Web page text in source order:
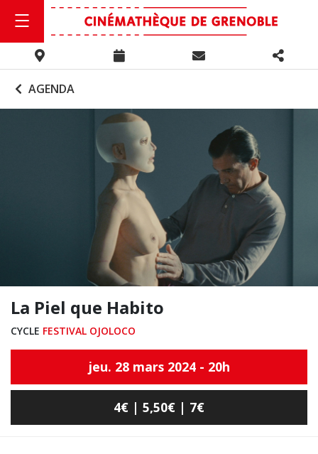
AGENDA
La Piel que Habito
CYCLE FESTIVAL OJOLOCO
jeu. 28 mars 2024 - 20h
4€ | 5,50€ | 7€